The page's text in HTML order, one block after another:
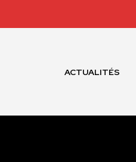
ACTUALITÉS